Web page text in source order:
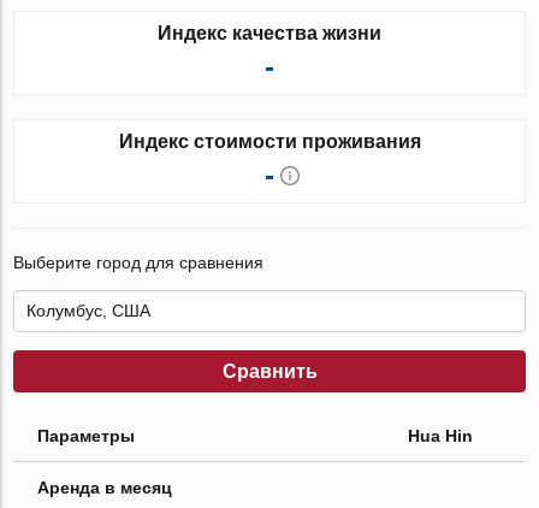
Индекс качества жизни
-
Индекс стоимости проживания
-
Выберите город для сравнения
Сравнить
Параметры Hua Hin
Аренда в месяц